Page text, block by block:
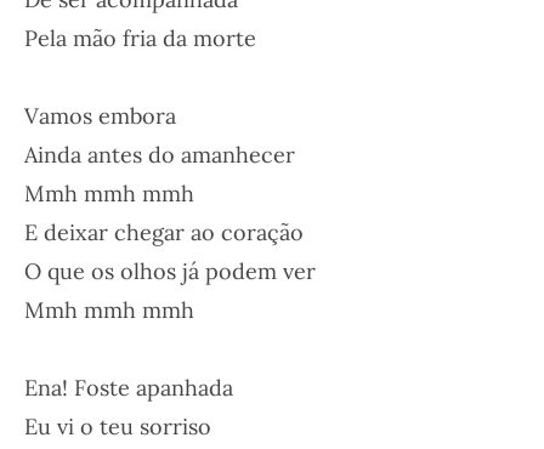
Pela mão fria da morte
Vamos embora
Ainda antes do amanhecer
Mmh mmh mmh
E deixar chegar ao coração
O que os olhos já podem ver
Mmh mmh mmh
Ena! Foste apanhada
Eu vi o teu sorriso